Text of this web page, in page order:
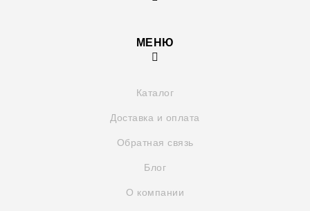
МЕНЮ
Каталог
Доставка и оплата
Обратная связь
Блог
О компании